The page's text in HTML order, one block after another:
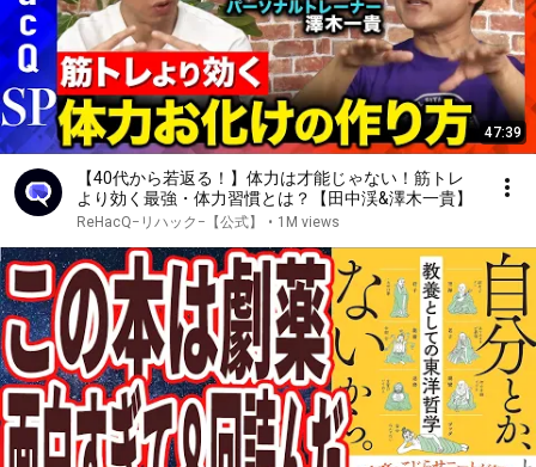
47:39
【40代から若返る！】体力は才能じゃない！筋トレ
より効く最強・体力習慣とは？【田中渓&澤木一貴】
ReHacQ−リハック−【公式】 • 1M views